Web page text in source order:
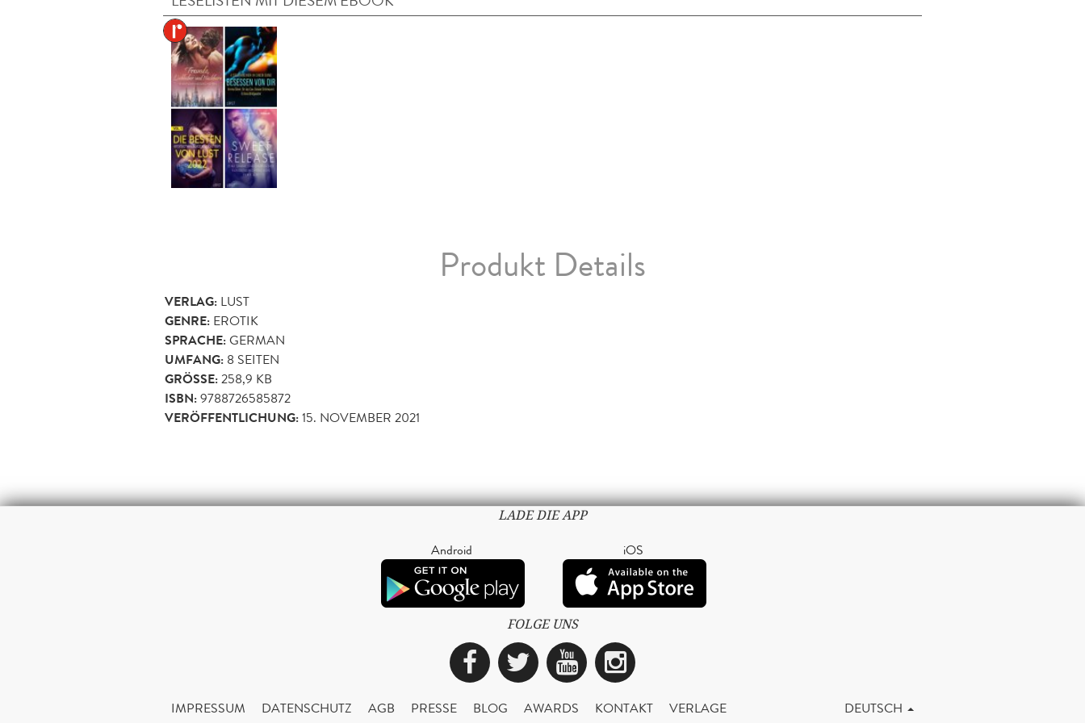
Produkt Details
VERLAG: LUST
GENRE: EROTIK
SPRACHE:GERMAN
UMFANG: 8 SEITEN
GRÖSSE: 258,9 KB
ISBN:9788726585872
VERÖFFENTLICHUNG:15. NOVEMBER 2021
LADE DIE APP
Android iOS
FOLGE UNS
Facebook
TwitterYouTubeInstagram
IMPRESSUM DATENSCHUTZ AGB PRESSE BLOG AWARDS KONTAKT VERLAGE DEUTSCH